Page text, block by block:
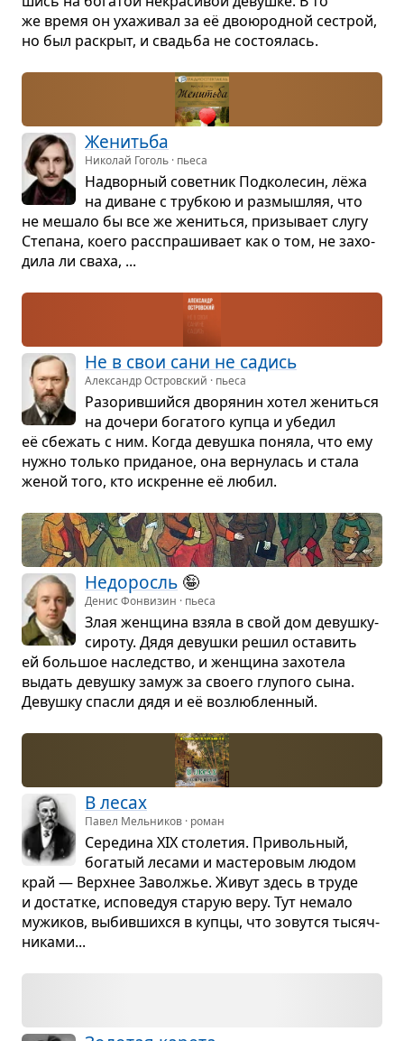
же время он уха­жи­вал за её дво­ю­род­ной сестрой,
но был рас­крыт, и сва­дьба не состо­я­лась.
Женитьба
Николай Гоголь · пьеса
Надвор­ный совет­ник Под­ко­ле­син, лёжа
на диване с труб­кою и раз­мыш­ляя, что
не мешало бы все же жениться, при­зы­вает слугу
Сте­пана, коего рас­спра­ши­вает как о том, не захо­
дила ли сваха, ...
Не в свои сани не садись
Александр Островский · пьеса
Разо­рив­шийся дво­ря­нин хотел жениться
на дочери бога­того купца и убе­дил
её сбе­жать с ним. Когда девушка поняла, что ему
нужно только при­да­ное, она вер­ну­лась и стала
женой того, кто искренне её любил.
Недо­росль 🤪
Денис Фонвизин · пьеса
Злая жен­щина взяла в свой дом девушку-
сироту. Дядя девушки решил оста­вить
ей боль­шое наслед­ство, и жен­щина захо­тела
выдать девушку замуж за сво­его глу­пого сына.
Девушку спа­сли дядя и её воз­люб­лен­ный.
В лесах
Павел Мельников · роман
Сере­дина XIX сто­ле­тия. При­воль­ный,
бога­тый лесами и масте­ро­вым людом
край — Верх­нее Заволжье. Живут здесь в труде
и достатке, испо­ве­дуя ста­рую веру. Тут немало
мужи­ков, выбив­шихся в купцы, что зовутся тысяч­
ни­ками...